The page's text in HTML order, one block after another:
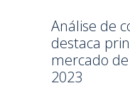
Análise de
destaca
mercado
2023